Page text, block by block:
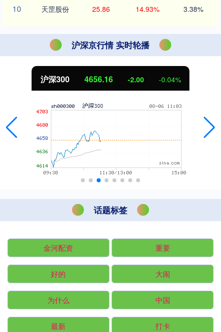
10 天罡股份 25.86 14.93% 3.38%
沪深京行情 实时轮播
-0.04% 北证50
话题标签
金河配资 重要
好的 大闹
为什么 中国
最新 打卡